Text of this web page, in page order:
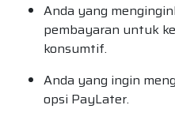
Anda yang
pembayaran untuk
konsumtif.
Anda yang ingin
opsi PayLater.